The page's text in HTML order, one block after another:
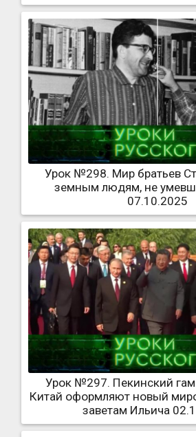
Урок №298. Мир братьев
земным людям, не
07.10.2025
Урок №297. Пекинский
Китай оформляют новый
заветам Ильича